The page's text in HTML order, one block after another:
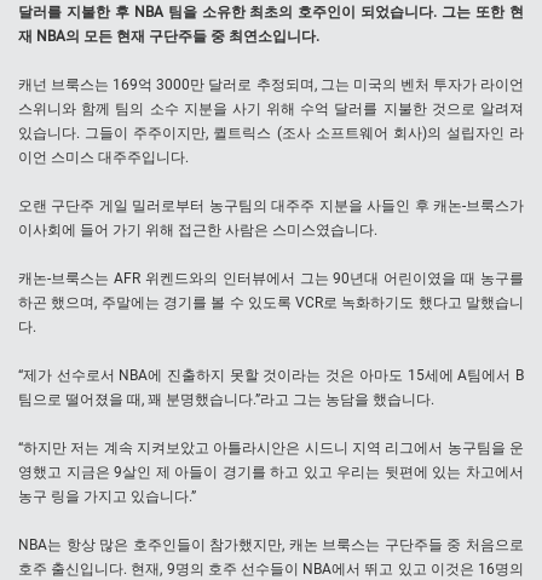
달러를 지불한 후 NBA 팀을 소유한 최초의 호주인이 되었습니다. 그는 또한 현
재 NBA의 모든 현재 구단주들 중 최연소입니다.
캐넌 브룩스는 169억 3000만 달러로 추정되며, 그는 미국의 벤처 투자가 라이언
스위니와 함께 팀의 소수 지분을 사기 위해 수억 달러를 지불한 것으로 알려져
있습니다. 그들이 주주이지만, 퀼트릭스 (조사 소프트웨어 회사)의 설립자인 라
이언 스미스 대주주입니다.
오랜 구단주 게일 밀러로부터 농구팀의 대주주 지분을 사들인 후 캐논-브룩스가
이사회에 들어 가기 위해 접근한 사람은 스미스였습니다.
캐논-브룩스는 AFR 위켄드와의 인터뷰에서 그는 90년대 어린이였을 때 농구를
하곤 했으며, 주말에는 경기를 볼 수 있도록 VCR로 녹화하기도 했다고 말했습니
다.
“제가 선수로서 NBA에 진출하지 못할 것이라는 것은 아마도 15세에 A팀에서 B
팀으로 떨어졌을 때, 꽤 분명했습니다.”라고 그는 농담을 했습니다.
“하지만 저는 계속 지켜보았고 아틀라시안은 시드니 지역 리그에서 농구팀을 운
영했고 지금은 9살인 제 아들이 경기를 하고 있고 우리는 뒷편에 있는 차고에서
농구 링을 가지고 있습니다.”
NBA는 항상 많은 호주인들이 참가했지만, 캐논 브룩스는 구단주들 중 처음으로
호주 출신입니다. 현재, 9명의 호주 선수들이 NBA에서 뛰고 있고 이것은 16명의